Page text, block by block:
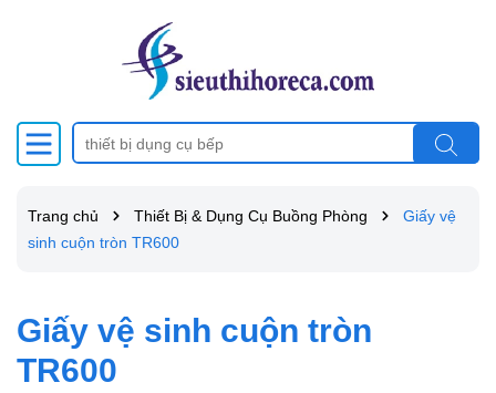
Trang chủ Thiết Bị & Dụng Cụ Buồng Phòng
Giấy vệ
sinh cuộn tròn TR600
Giấy vệ sinh cuộn tròn
TR600